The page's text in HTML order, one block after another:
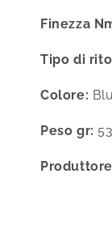
Finezza
Tipo di
Colore: Blu
Peso gr:
Produttore